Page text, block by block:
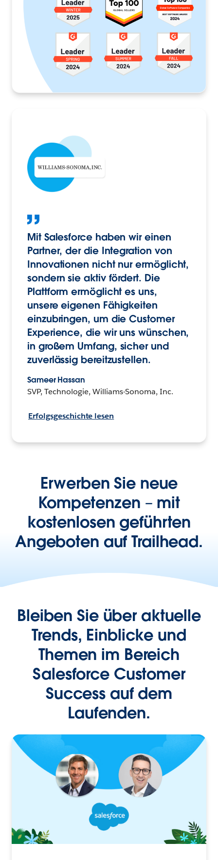
Mit Salesforce haben wir einen
Partner, der die Integration von
Innovationen nicht nur ermöglicht,
sondern sie aktiv fördert. Die
Plattform ermöglicht es uns,
unsere eigenen Fähigkeiten
einzubringen, um die Customer
Experience, die wir uns wünschen,
in großem Umfang, sicher und
zuverlässig bereitzustellen.
Sameer Hassan
SVP, Technologie, Williams-Sonoma, Inc.
Erfolgsgeschichte lesen
Erwerben Sie neue
Kompetenzen – mit
kostenlosen geführten
Angeboten auf Trailhead.
Bleiben Sie über aktuelle
Trends, Einblicke und
Themen im Bereich
Salesforce Customer
Success auf dem
Laufenden.